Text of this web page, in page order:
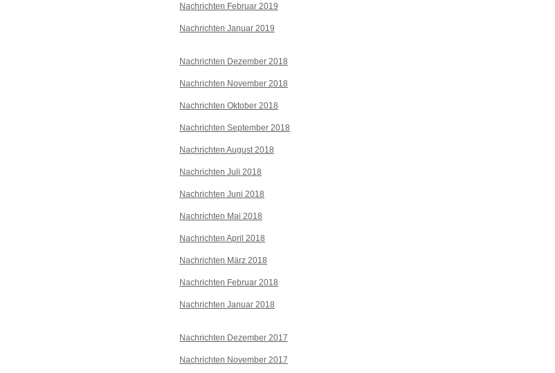
Nachrichten Februar 2019
Nachrichten Januar 2019
Nachrichten Dezember 2018
Nachrichten November 2018
Nachrichten Oktober 2018
Nachrichten September 2018
Nachrichten August 2018
Nachrichten Juli 2018
Nachrichten Juni 2018
Nachrichten Mai 2018
Nachrichten April 2018
Nachrichten März 2018
Nachrichten Februar 2018
Nachrichten Januar 2018
Nachrichten Dezember 2017
Nachrichten November 2017